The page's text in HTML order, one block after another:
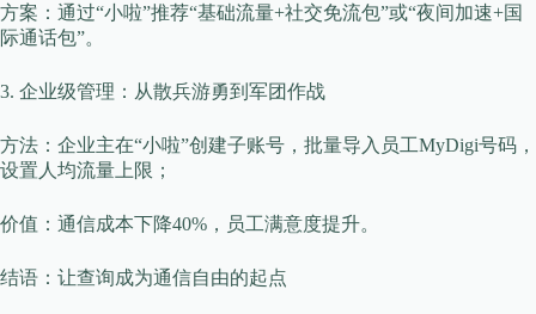
​​方案​​：通过“小啦”推荐“基础流量+社交免流包”或“夜间加速+国
际通话包”。
​​3. 企业级管理：从散兵游勇到军团作战​​
​​方法​​：企业主在“小啦”创建子账号，批量导入员工MyDigi号码，
设置人均流量上限；
​​价值​​：通信成本下降40%，员工满意度提升。
​​结语：让查询成为通信自由的起点​​